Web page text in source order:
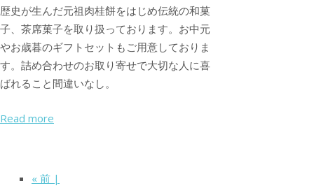
歴史が生んだ元祖肉桂餅をはじめ伝統の和菓
子、茶席菓子を取り扱っております。お中元
やお歳暮のギフトセットもご用意しておりま
す。詰め合わせのお取り寄せで大切な人に喜
ばれること間違いなし。
Read more
« 前 |